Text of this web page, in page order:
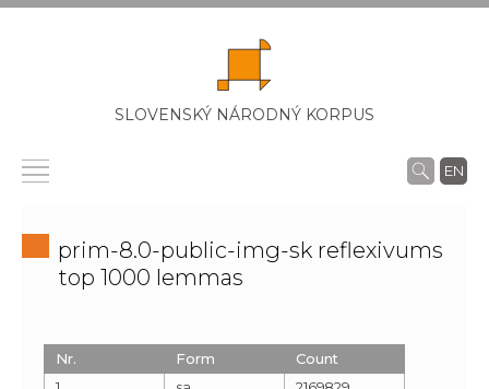
SLOVENSKÝ NÁRODNÝ KORPUS
EN
prim-8.0-public-img-sk reflexivums
top 1000 lemmas
Nr. Form
Count